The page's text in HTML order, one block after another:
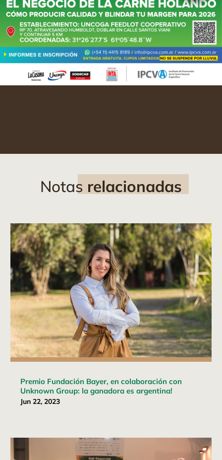
Notas relacionadas
Premio Fundación Bayer, en colaboración con
Unknown Group: la ganadora es argentina!
Jun 22, 2023